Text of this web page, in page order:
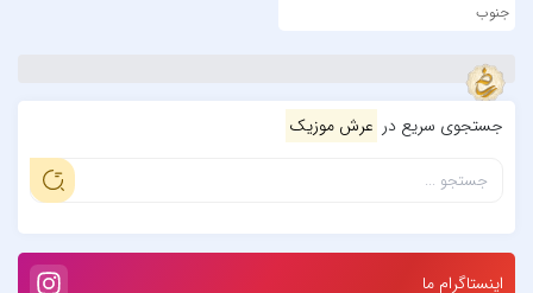
جنوب
جستجوی سریع در عرش موزیک
اینستاگرام ما